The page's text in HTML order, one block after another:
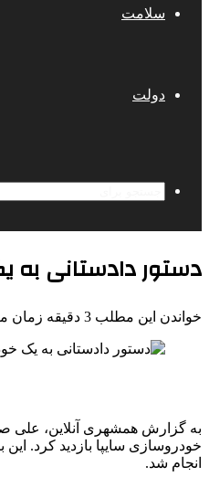
سلامت
دولت
دستور دادستانی به یک
خواندن این مطلب 3 دقیقه زمان میبرد
خودروسازی سایپا بازدید کرد.
انجام شد.